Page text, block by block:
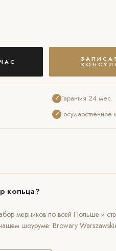
✓ Гарантия 24 мес.
✓ Государственное
кольца?
мерников по всей Польше и
шоуруме: Browary